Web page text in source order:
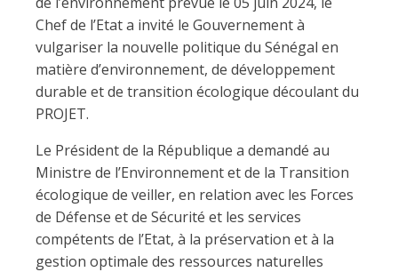
Chef de l’Etat a invité le Gouvernement à
vulgariser la nouvelle politique du Sénégal en
matière d’environnement, de développement
durable et de transition écologique découlant du
PROJET.
Le Président de la République a demandé au
Ministre de l’Environnement et de la Transition
écologique de veiller, en relation avec les Forces
de Défense et de Sécurité et les services
compétents de l’Etat, à la préservation et à la
gestion optimale des ressources naturelles